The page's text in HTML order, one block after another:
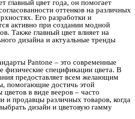
главный цвет года, он помогает
оттенков на различных
Его разработки и
активно при создании модной
Также главный цвет влияет на
дизайна и актуальные тренды
Pantone – это современные
физические спецификации цвета. В
предоставляет всем желающим
помогающие достичь этой
в виде вееров – часто
и продавцы различных товаров, когда
дизайн и цветовую гамму